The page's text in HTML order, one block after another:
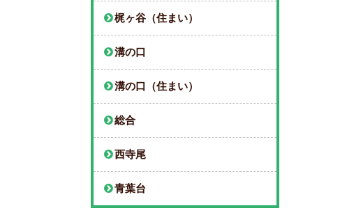
梶ヶ谷（住まい）
溝の口
溝の口（住まい）
総合
西寺尾
青葉台